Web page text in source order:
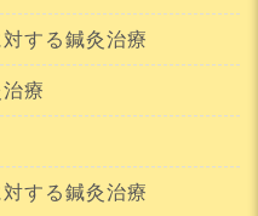
する鍼灸治療
療
する鍼灸治療